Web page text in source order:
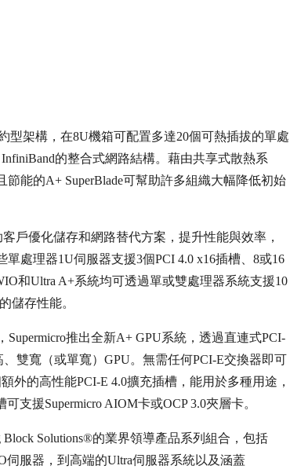
型架構，在8U機箱可配置多達20個可熱插拔的單處
的整合式網路結構。藉由共享式散熱系
能的A+ SuperBlade可幫助許多組織大幅降低初始
戶優化儲存和網路替代方案，提升性能與效率，
處理器1U伺服器支援3個PCI 4.0 x16插槽、8或16
和Ultra A+系統均可透過單或雙處理器系統支援10
儲存性能。
推出全新A+ GPU系統，透過直連式PCI-
雙寬（或單寬）GPU。無需任何PCI-E交換器即可
外的高性能PCI-E 4.0擴充插槽，能用於多種用途，
支援Supermicro AIOM卡或OCP 3.0夾層卡。
Block Solutions®的業界領導產品系列組合，包括
服器，到高端的Ultra伺服器系統以及涵蓋